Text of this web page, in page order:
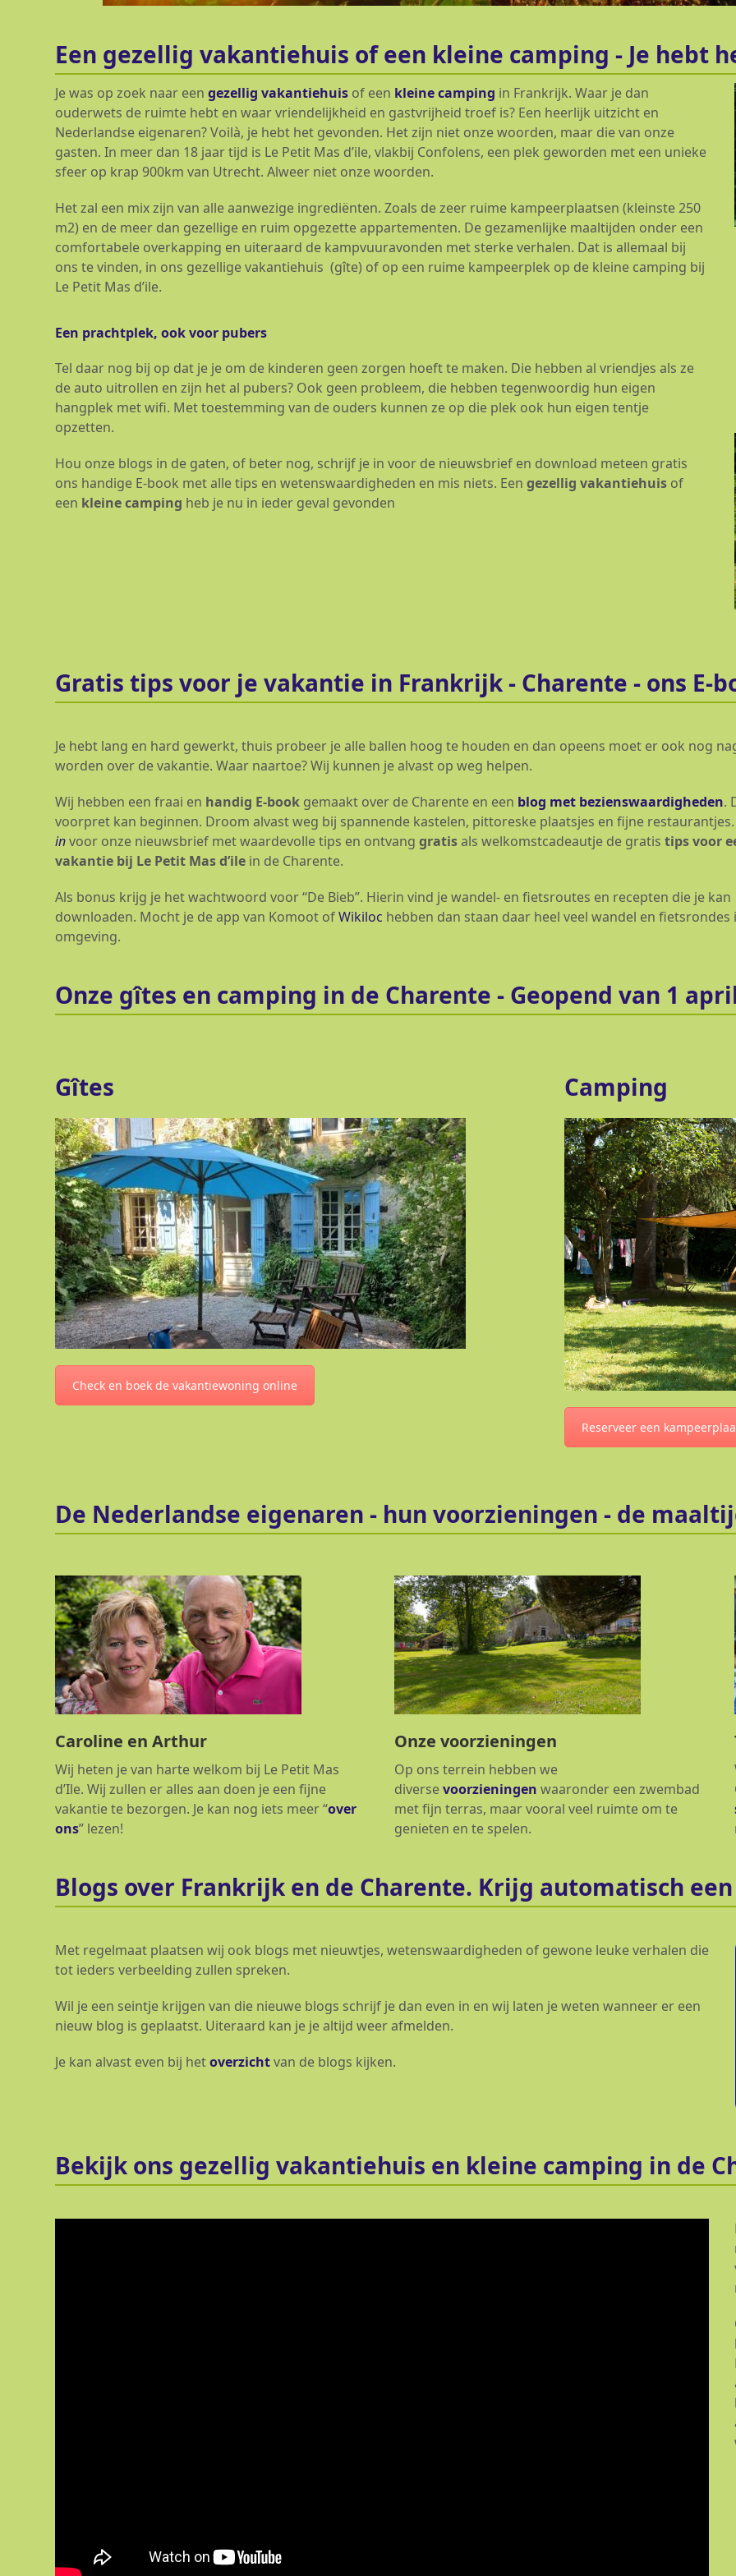
Een gezellig vakantiehuis of een kleine camping - Je hebt
Je was op zoek naar eengezellig vakantiehuis of een kleine camping in Frankrijk. Waar je dan
ouderwets de ruimte hebt en waar vriendelijkheid en gastvrijheid troef is? Een heerlijk uitzicht en
Nederlandse eigenaren? Voilà, je hebt het gevonden. Het zijn niet onze woorden, maar die van onze
gasten. In meer dan 18 jaar tijd is Le Petit Mas d’ile, vlakbij Confolens, een plek geworden met een unieke
sfeer op krap 900km van Utrecht. Alweer niet onze woorden.
Het zal een mix zijn van alle aanwezige ingrediënten. Zoals de zeer ruime kampeerplaatsen (kleinste 250
m2) en de meer dan gezellige en ruim opgezette appartementen. De gezamenlijke maaltijden onder een
comfortabele overkapping en uiteraard de kampvuuravonden met sterke verhalen. Dat is allemaal bij
ons te vinden, in ons gezellige vakantiehuis (gîte) of op een ruime kampeerplek op de kleine camping bij
Le Petit Mas d’ile.
Een prachtplek, ook voor pubers
Tel daar nog bij op dat je je om de kinderen geen zorgen hoeft te maken. Die hebben al vriendjes als ze
de auto uitrollen en zijn het al pubers? Ook geen probleem, die hebben tegenwoordig hun eigen
hangplek met wifi. Met toestemming van de ouders kunnen ze op die plek ook hun eigen tentje
opzetten.
Hou onze blogs in de gaten, of beter nog, schrijf je in voor de nieuwsbrief en download meteen gratis
ons handige E-book met alle tips en wetenswaardigheden en mis niets. Eengezellig vakantiehuis of
een kleine camping heb je nu in ieder geval gevonden
Gratis tips voor je vakantie in Frankrijk - Charente - ons E-
Je hebt lang en hard gewerkt, thuis probeer je alle ballen hoog te houden en dan opeens moet er ook nog
worden over de vakantie. Waar naartoe? Wij kunnen je alvast op weg helpen.
Wij hebben een fraai en handig E-book gemaakt over de Charente en een blog met bezienswaardigheden.
voorpret kan beginnen. Droom alvast weg bij spannende kastelen, pittoreske plaatsjes en fijne restaurantjes.
invoor onze nieuwsbrief met waardevolle tips en ontvanggratisals welkomstcadeautje de gratistips voor
vakantie bij Le Petit Mas d’ile in de Charente.
Als bonus krijg je het wachtwoord voor “De Bieb”. Hierin vind je wandel- en fietsroutes en recepten die je kan
downloaden. Mocht je de app van Komoot ofWikiloc hebben dan staan daar heel veel wandel en fietsrondes
omgeving.
Onze gîtes en camping in de Charente - Geopend van 1
Gîtes
Check en boek de vakantiewoning online
Camping
Reserveer een
De Nederlandse eigenaren - hun voorzieningen - de
Caroline en Arthur
Wij heten je van harte welkom bij Le Petit Mas
d’Ile. Wij zullen er alles aan doen je een fijne
vakantie te bezorgen. Je kan nog iets meer “over
ons” lezen!
Onze voorzieningen
Op ons terrein hebben we
diversevoorzieningen waaronder een zwembad
met fijn terras, maar vooral veel ruimte om te
genieten en te spelen.
Blogs over Frankrijk en de Charente. Krijg automatisch
Met regelmaat plaatsen wij ook blogs met nieuwtjes, wetenswaardigheden of gewone leuke verhalen die
tot ieders verbeelding zullen spreken.
Wil je een seintje krijgen van die nieuwe blogs schrijf je dan even in en wij laten je weten wanneer er een
nieuw blog is geplaatst. Uiteraard kan je je altijd weer afmelden.
Je kan alvast even bij hetoverzichtvan de blogs kijken.
Bekijk ons gezellig vakantiehuis en kleine camping in de